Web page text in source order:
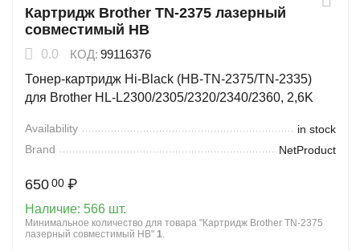
Картридж Brother TN-2375 лазерный
совместимый HB
0.0 КОД: 99116376
Тонер-картридж Hi-Black (HB-TN-2375/TN-2335)
для Brother HL-L2300/2305/2320/2340/2360, 2,6K
Availability
in stock
Brand
NetProduct
650 00 ₽
Наличие: 566 шт.
Минимальное количество для товара "Картридж Brother TN-2375
лазерный совместимый HB" 1.